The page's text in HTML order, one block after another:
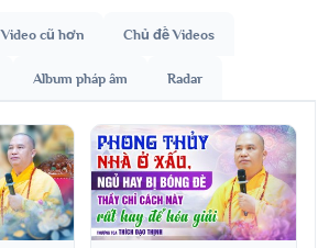
Video cũ hơn Chủ đề Videos
Album pháp âm Radar